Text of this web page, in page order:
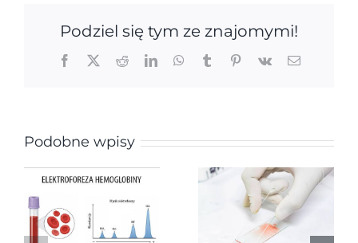
Podziel się tym ze znajomymi!
Facebook
X RedditLinkedInWhatsApp
TumblrPinterest
Vk Email
Podobne wpisy